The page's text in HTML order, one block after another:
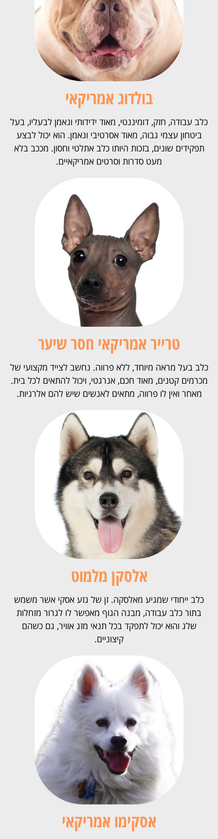
בולדוג אמריקאי
כלב עבודה, חזק, דומיננטי, מאוד ידידותי ונאמן לבעליו, בעל
ביטחון עצמי גבוה, מאוד אסרטיבי ונאמן. הוא יכול לבצע
תפקידים שונים, בזכות היותו כלב אתלטי וחסון. מככב בלא
מעט סדרות וסרטים אמריקאיים.
טרייר אמריקאי חסר שיער
כלב בעל מראה מיוחד, ללא פרווה. נחשב לצייד מקצועי של
מכרמים קטנים, מאוד חכם, אנרגטי, ויכול להתאים לכל בית.
מאחר ואין לו פרווה, מתאים לאנשים שיש להם אלרגיות.
אלסקן מלמוט
כלב ייחודי שמגיע מאלסקה. זן של גזע אסקי אשר משמש
בתור כלב עבודה, מבנה הגוף מאפשר לו לגרור מזחלות
שלג והוא יכול לתפקד בכל תנאי מזג אוויר, גם כשהם
קיצוניים.
אסקימו אמריקאי